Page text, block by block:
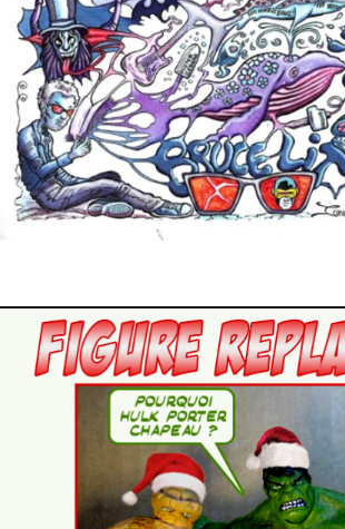
1 janvier 2018